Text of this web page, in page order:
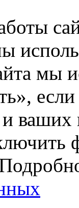
мы
если
и